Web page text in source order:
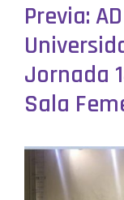
Previa:
Jornada
Sala